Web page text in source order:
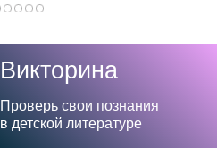
Викторина
Проверь свои познания
в детской литературе